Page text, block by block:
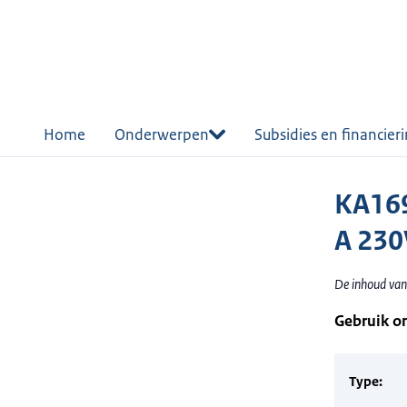
Home Onderwerpen Subsidies en
A
De inhoud
Gebruik
Type: